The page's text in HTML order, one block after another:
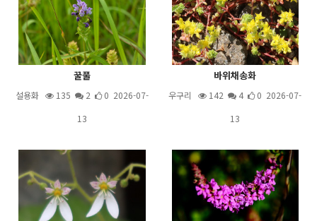
꿀풀
설용화 135 2
0 2026-07-
13
바위채송화
우구리 142 4
0 2026-07-
13